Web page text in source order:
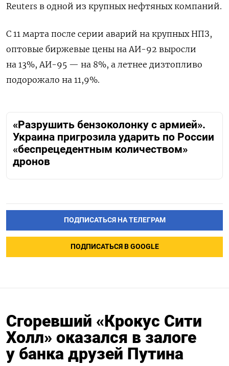
Reuters в одной из крупных нефтяных компаний.
C 11 марта после серии аварий на крупных НПЗ,
оптовые биржевые цены на АИ-92 выросли
на 13%, АИ-95 — на 8%, а летнее дизтопливо
подорожало на 11,9%.
«Разрушить бензоколонку с армией».
Украина пригрозила ударить по России
«беспрецедентным количеством»
дронов
ПОДПИСАТЬСЯ НА ТЕЛЕГРАМ
ПОДПИСАТЬСЯ В GOOGLE
Сгоревший «Крокус Сити
Холл» оказался в залоге
у банка друзей Путина